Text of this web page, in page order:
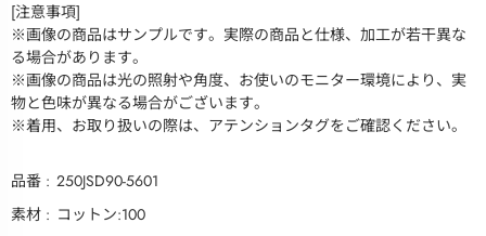
[注意事項]
※画像の商品はサンプルです。実際の商品と仕様、加工が若干異な
る場合があります。
※画像の商品は光の照射や角度、お使いのモニター環境により、実
物と色味が異なる場合がございます。
※着用、お取り扱いの際は、アテンションタグをご確認ください。
品番
250JSD90-5601
素材
コットン:100